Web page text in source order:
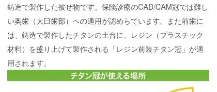
鋳造で製作した被せ物です。保険診療のCAD/CAM冠では難し
い奥歯（大臼歯部）への適用が認めらています。また前歯に
は、鋳造で製作したチタンの土台に、レジン（プラスチック
材料）を盛り上げて製作される「レジン前装チタン冠」が適
用されます。